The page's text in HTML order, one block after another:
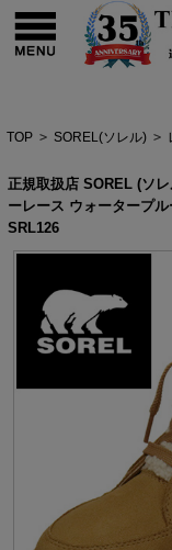
TOP > SOREL(ソレル) >
正規取扱店 SOREL (ソ
ーレース ウォータープ
SRL126